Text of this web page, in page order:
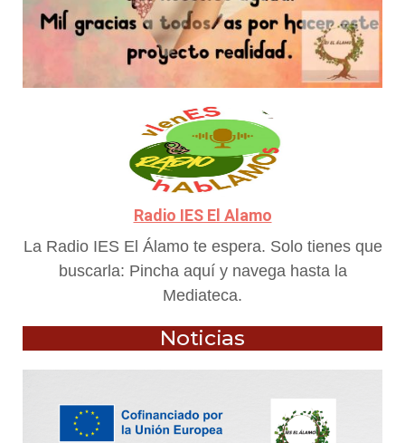
Radio IES El Alamo
La Radio IES El Álamo te espera. Solo tienes que
buscarla: Pincha aquí y navega hasta la
Mediateca.
Noticias